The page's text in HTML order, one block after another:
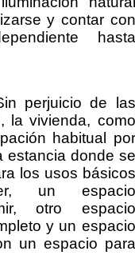
y contar con
hasta
perjuicio de las
la vivienda, como
habitual por
estancia donde se
los usos básicos
un espacio
otro espacio
y un espacio
un espacio para